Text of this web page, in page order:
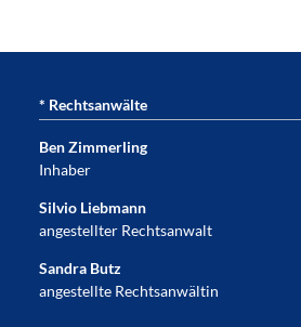
* Rechtsanwälte
Ben Zimmerling
Inhaber
Silvio Liebmann
angestellter Rechtsanwalt
Sandra Butz
angestellte Rechtsanwältin